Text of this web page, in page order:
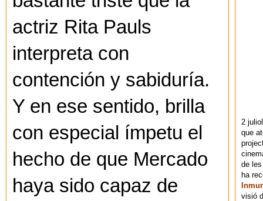
actriz Rita Pauls
interpreta con
contención y sabiduría.
Y en ese sentido, brilla
con especial ímpetu el
hecho de que Mercado
haya sido capaz de
2
que
de
ha
visió